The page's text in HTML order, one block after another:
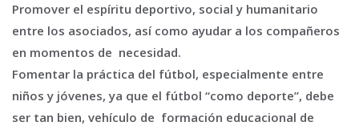
Promover el espíritu deportivo, social y humanitario
entre los asociados, así como ayudar a los compañeros
en momentos de necesidad.
Fomentar la práctica del fútbol, especialmente entre
niños y jóvenes, ya que el fútbol “como deporte”, debe
ser tan bien, vehículo de formación educacional de